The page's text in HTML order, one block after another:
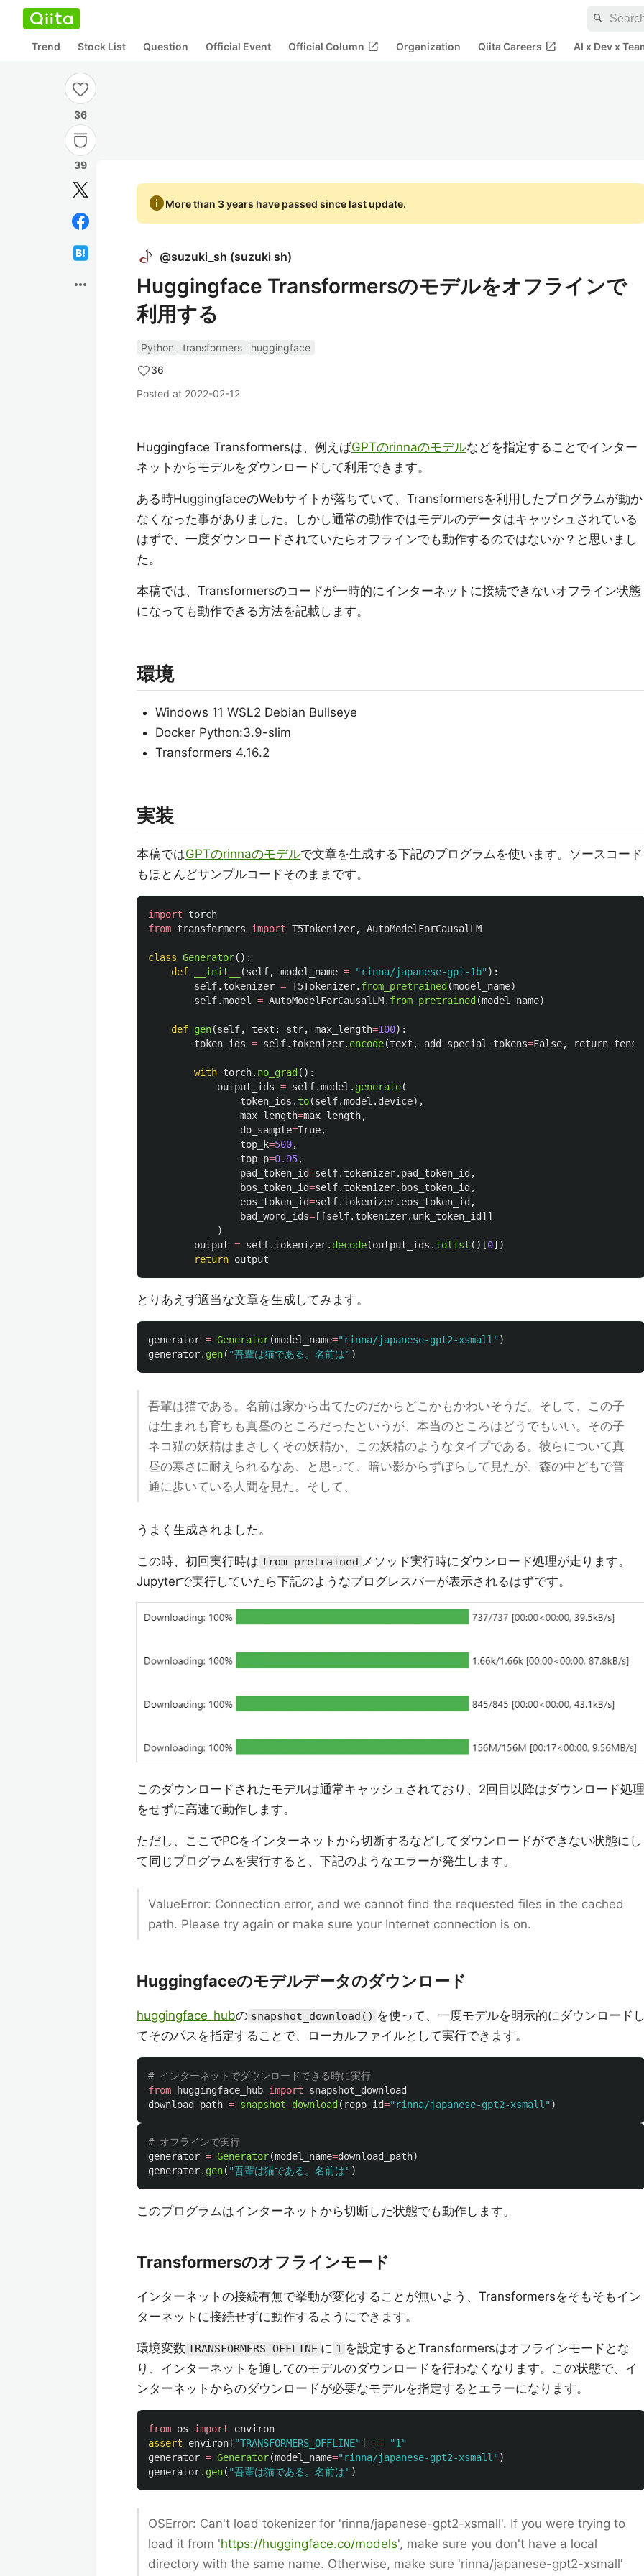
search
Trend Stock List Question Official Event Official Column open_in_new Organization Qiita Careers open_in_new AI x Dev x
36
39
more_horiz
infoMore than 3 years have passed since last update.
@suzuki_sh (suzuki sh)
Huggingface Transformersのモデルをオフラインで
利用する
Python transformers
huggingface
36
Posted at 2022-02-12
Huggingface Transformersは、例えばGPTのrinnaのモデルなどを指定することでインター
ネットからモデルをダウンロードして利用できます。
ある時HuggingfaceのWebサイトが落ちていて、Transformersを利用したプログラムが動か
なくなった事がありました。しかし通常の動作ではモデルのデータはキャッシュされている
はずで、一度ダウンロードされていたらオフラインでも動作するのではないか？と思いまし
た。
本稿では、Transformersのコードが一時的にインターネットに接続できないオフライン状態
になっても動作できる方法を記載します。
環境
Windows 11 WSL2 Debian Bullseye
Docker Python:3.9-slim
Transformers 4.16.2
実装
本稿ではGPTのrinnaのモデルで文章を生成する下記のプログラムを使います。ソースコード
もほとんどサンプルコードそのままです。
import
torch
from transformers import T5Tokenizer, AutoModelForCausalLM
class Generator():
def
__init__ (self, model_name = " rinna/japanese-gpt-1b" ):
self. tokenizer = T5Tokenizer. from_pretrained (model_name)
self.model = AutoModelForCausalLM. from_pretrained (model_name)
def gen(self, text : str, max_length=100):
token_ids = self. tokenizer. encode(text , add_special_tokens=False,
with torch. no_grad ():
output_ids = self.model . generate(
token_ids . to(self.model . device),
max_length=max_length,
do_sample=True,
top_k=500,
top_p=0.95,
pad_token_id=self. tokenizer. pad_token_id ,
bos_token_id=self. tokenizer. bos_token_id ,
eos_token_id=self. tokenizer. eos_token_id ,
bad_word_ids= [[self. tokenizer. unk_token_id ]]
)
output = self. tokenizer. decode(output_ids . tolist ()[0])
return output
とりあえず適当な文章を生成してみます。
generator = Generator(model_name=" rinna/japanese-gpt2-xsmall " )
generator. gen( "吾輩は猫である。名前は" )
吾輩は猫である。名前は家から出てたのだからどこかもかわいそうだ。そして、この子
は生まれも育ちも真昼のところだったというが、本当のところはどうでもいい。その子
ネコ猫の妖精はまさしくその妖精か、この妖精のようなタイプである。彼らについて真
昼の寒さに耐えられるなあ、と思って、暗い影からずぼらして見たが、森の中どもで普
通に歩いている人間を見た。そして、
うまく生成されました。
この時、初回実行時は from_pretrained メソッド実行時にダウンロード処理が走ります。
Jupyterで実行していたら下記のようなプログレスバーが表示されるはずです。
このダウンロードされたモデルは通常キャッシュされており、2回目以降はダウンロード処理
をせずに高速で動作します。
ただし、ここでPCをインターネットから切断するなどしてダウンロードができない状態にし
て同じプログラムを実行すると、下記のようなエラーが発生します。
ValueError: Connection error, and we cannot find the requested files in the cached
path. Please try again or make sure your Internet connection is on.
Huggingfaceのモデルデータのダウンロード
huggingface_hubの snapshot_download() を使って、一度モデルを明示的にダウンロード
てそのパスを指定することで、ローカルファイルとして実行できます。
from
huggingface_hub import
snapshot_download
download_path = snapshot_download ( repo_id=" rinna/japanese-gpt2-xsmall" )
generator = Generator(model_name=download_path)
generator. gen( "吾輩は猫である。名前は" )
このプログラムはインターネットから切断した状態でも動作します。
Transformersのオフラインモード
インターネットの接続有無で挙動が変化することが無いよう、Transformersをそもそもイン
ターネットに接続せずに動作するようにできます。
環境変数 TRANSFORMERS_OFFLINE に 1 を設定するとTransformersはオフラインモードとな
り、インターネットを通してのモデルのダウンロードを行わなくなります。この状態で、イ
ンターネットからのダウンロードが必要なモデルを指定するとエラーになります。
from os import
environ
assert
environ [ "TRANSFORMERS_OFFLINE" ] == "1"
generator = Generator(model_name=" rinna/japanese-gpt2-xsmall" )
generator. gen( "吾輩は猫である。名前は" )
OSError: Can't load tokenizer for 'rinna/japanese-gpt2-xsmall'. If you were trying to
load it from 'https://huggingface.co/models', make sure you don't have a local
directory with the same name. Otherwise, make sure 'rinna/japanese-gpt2-xsmall'